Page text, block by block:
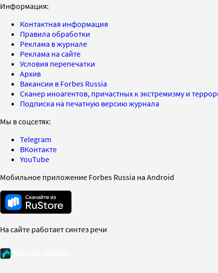
Информация:
Контактная информация
Правила обработки
Реклама в журнале
Реклама на сайте
Условия перепечатки
Архив
Вакансии в Forbes Russia
Сканер иноагентов, причастных к экстремизму и
Подписка на печатную версию журнала
Мы в соцсетях:
Telegram
ВКонтакте
YouTube
Мобильное приложение Forbes Russia на Android
На сайте работает синтез речи